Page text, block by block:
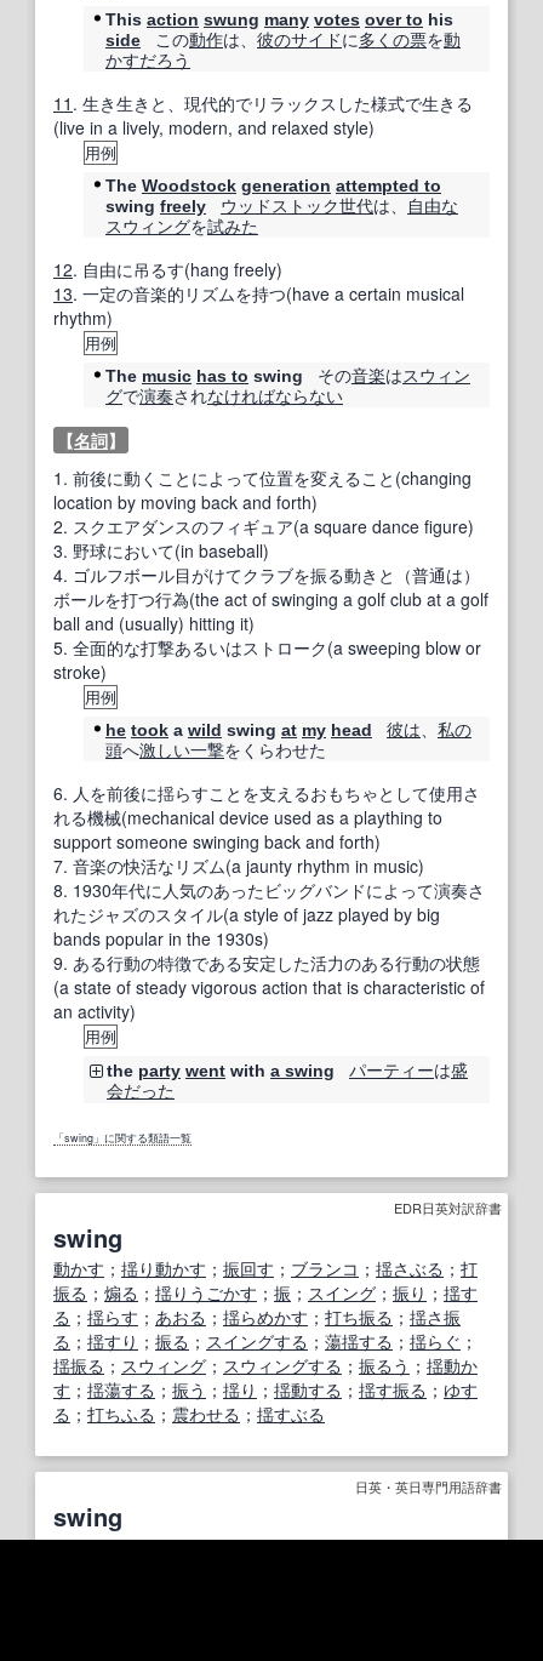
This action swung many votes over to his
side
この動作は、 彼のサイドに多くの票を動
かすだろう
11 . 生き生きと、現代的でリラックスした様式で生きる
(live in a lively, modern, and relaxed style)
用例
The Woodstock generation attempted to
swing freely ウッドストック世代は、 自由な
スウィングを試みた
12. 自由に吊るす(hang freely)
13. 一定の音楽的リズムを持つ(have a certain musical
rhythm)
用例
The music has to swing その音楽はスウィン
グで演奏されなければならない
【名詞】
1. 前後に動くことによって位置を変えること(changing
location by moving back and forth)
2. スクエアダンスのフィギュア(a square dance figure)
3. 野球において(in baseball)
4. ゴルフボール目がけてクラブを振る動きと（普通は）
ボールを打つ行為(the act of swinging a golf club at a golf
ball and (usually) hitting it)
5. 全面的な打撃あるいはストローク(a sweeping blow or
stroke)
用例
he took a wild swing at my head 彼は、 私の
頭へ激しい一撃をくらわせた
6. 人を前後に揺らすことを支えるおもちゃとして使用さ
れる機械(mechanical device used as a plaything to
support someone swinging back and forth)
7. 音楽の快活なリズム(a jaunty rhythm in music)
8. 1930年代に人気のあったビッグバンドによって演奏さ
れたジャズのスタイル(a style of jazz played by big
bands popular in the 1930s)
9. ある行動の特徴である安定した活力のある行動の状態
(a state of steady vigorous action that is characteristic of
an activity)
用例
the party went with a swing パーティーは盛
会だった
「swing」に関する類語一覧
EDR日英対訳辞書
swing
動かす ； 揺り動かす ； 振回す ； ブランコ ； 揺さぶる ； 打
振る ； 煽る ； 揺りうごかす ； 振 ； スイング ； 振り ； 揺す
る ； 揺らす ； あおる ； 揺らめかす ； 打ち振る ； 揺さ振
る ； 揺すり ； 振る ； スイングする ； 蕩揺する ； 揺らぐ ；
揺振る ； スウィング ； スウィングする ； 振るう ； 揺動か
す ； 揺蕩する ； 振う ； 揺り ； 揺動する ； 揺す振る ； ゆす
る ； 打ちふる ； 震わせる ； 揺すぶる
日英・英日専門用語辞書
swing
ぶらんこ，景気の規則的変動，振り，振り回すこと，ス